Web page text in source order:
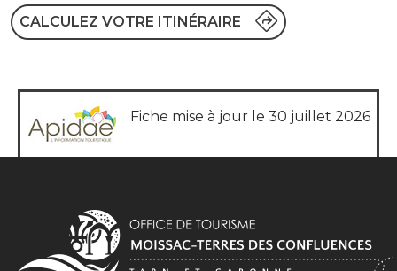
CALCULEZ VOTRE ITINÉRAIRE
Fiche mise à jour le 30 juillet 2026